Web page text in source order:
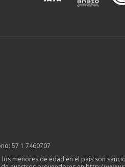
57 1 7460707
menores de edad en el país son